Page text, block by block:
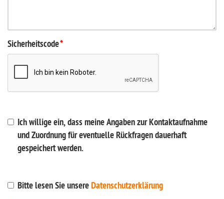
Sicherheitscode*
Ich willige ein, dass meine Angaben zur Kontaktaufnahme
und Zuordnung für eventuelle Rückfragen dauerhaft
gespeichert werden.
Bitte lesen Sie unsereDatenschutzerklärung